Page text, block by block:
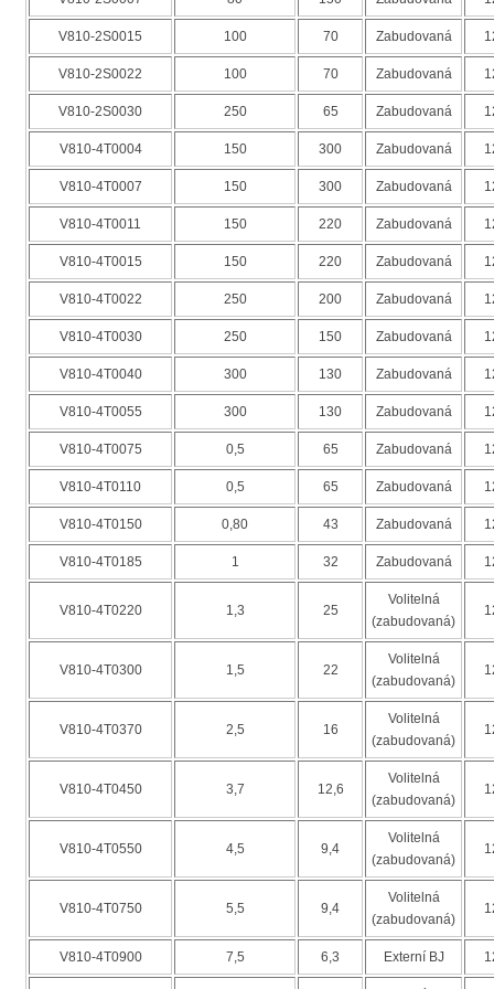
V810-2S0015 100 70 Zabudovaná
V810-2S0022 100 70 Zabudovaná
V810-2S0030 250 65 Zabudovaná
V810-4T0004 150 300 Zabudovaná
V810-4T0007 150 300 Zabudovaná
V810-4T0011 150 220 Zabudovaná
V810-4T0015 150 220 Zabudovaná
V810-4T0022 250 200 Zabudovaná
V810-4T0030 250 150 Zabudovaná
V810-4T0040 300 130 Zabudovaná
V810-4T0055 300 130 Zabudovaná
V810-4T0075 0,5 65 Zabudovaná
V810-4T0110 0,5 65 Zabudovaná
V810-4T0150 0,80 43 Zabudovaná
V810-4T0185 1 32 Zabudovaná
V810-4T0220 1,3 25
Volitelná
(zabudovaná)
V810-4T0300 1,5 22
Volitelná
(zabudovaná)
V810-4T0370 2,5 16
Volitelná
(zabudovaná)
V810-4T0450 3,7 12,6
Volitelná
(zabudovaná)
V810-4T0550 4,5 9,4
Volitelná
(zabudovaná)
V810-4T0750 5,5 9,4
Volitelná
(zabudovaná)
V810-4T0900 7,5 6,3 Externí BJ